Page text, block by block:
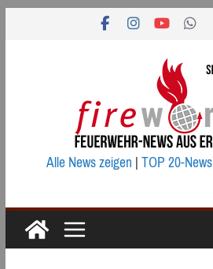
Alle News zeigen|TOP 20-News